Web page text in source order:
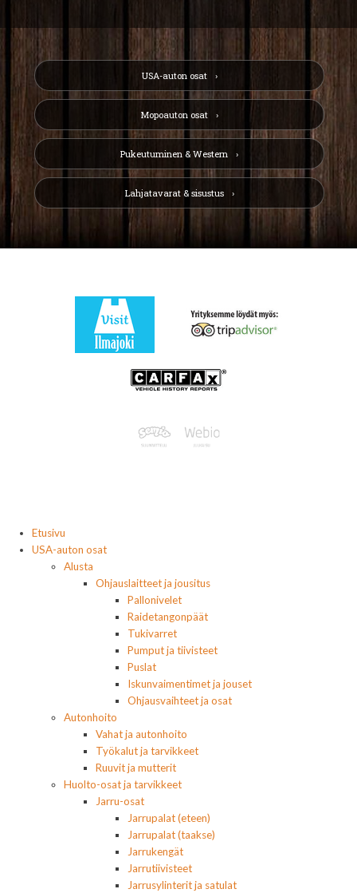
USA-auton osat
Mopoauton osat
Pukeutuminen & Western
Lahjatavarat & sisustus
Etusivu
USA-auton osat
Alusta
Ohjauslaitteet ja jousitus
Pallonivelet
Raidetangonpäät
Tukivarret
Pumput ja tiivisteet
Puslat
Iskunvaimentimet ja jouset
Ohjausvaihteet ja osat
Autonhoito
Vahat ja autonhoito
Työkalut ja tarvikkeet
Ruuvit ja mutterit
Huolto-osat ja tarvikkeet
Jarru-osat
Jarrupalat (eteen)
Jarrupalat (taakse)
Jarrukengät
Jarrutiivisteet
Jarrusylinterit ja satulat